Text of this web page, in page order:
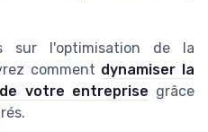
sur l'optimisation de la
comment dynamiser la
votre entreprise grâce